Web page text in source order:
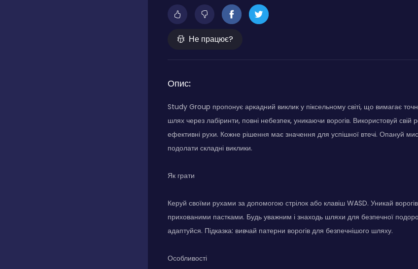
Не працює?
Опис:
Study Group пропонує аркадний виклик у піксельному світі, що вимагає
шлях через лабіринти, повні небезпек, уникаючи ворогів. Використовуй
ефективні рухи. Кожне рішення має значення для успішної втечі. Опануй
подолати складні виклики.
Як грати
Керуй своїми рухами за допомогою стрілок або клавіш WASD. Уникай
прихованими пастками. Будь уважним і знаходь шляхи для безпечної
адаптуйся. Підказка: вивчай патерни ворогів для безпечнішого шляху.
Особливості